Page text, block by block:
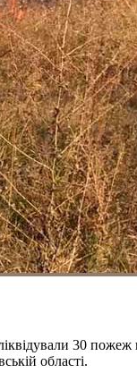
30 пожеж
області.